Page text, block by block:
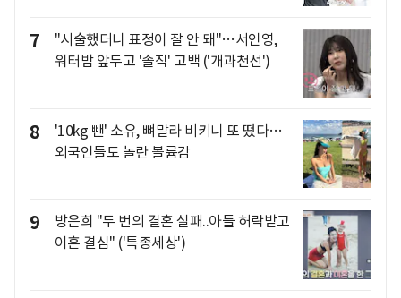
7
"시술했더니 표정이 잘 안 돼"…서인영,
워터밤 앞두고 '솔직' 고백 ('개과천선')
8
'10kg 뺀' 소유, 뼈말라 비키니 또 떴다…
외국인들도 놀란 볼륨감
9
방은희 "두 번의 결혼 실패..아들 허락받고
이혼 결심" ('특종세상')